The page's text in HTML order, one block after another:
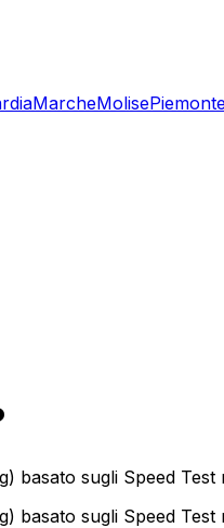
MarcheMolise
basato sugli Speed
basato sugli Speed